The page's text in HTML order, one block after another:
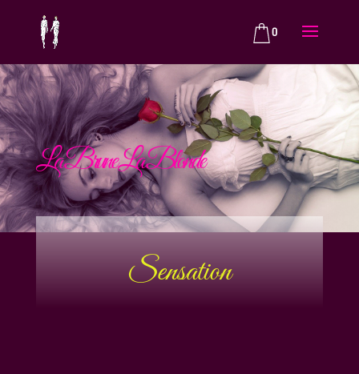
0
La Brune La Blonde
Sensation